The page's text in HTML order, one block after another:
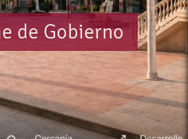
de Gobierno